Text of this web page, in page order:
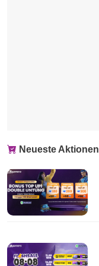
Neueste Aktionen